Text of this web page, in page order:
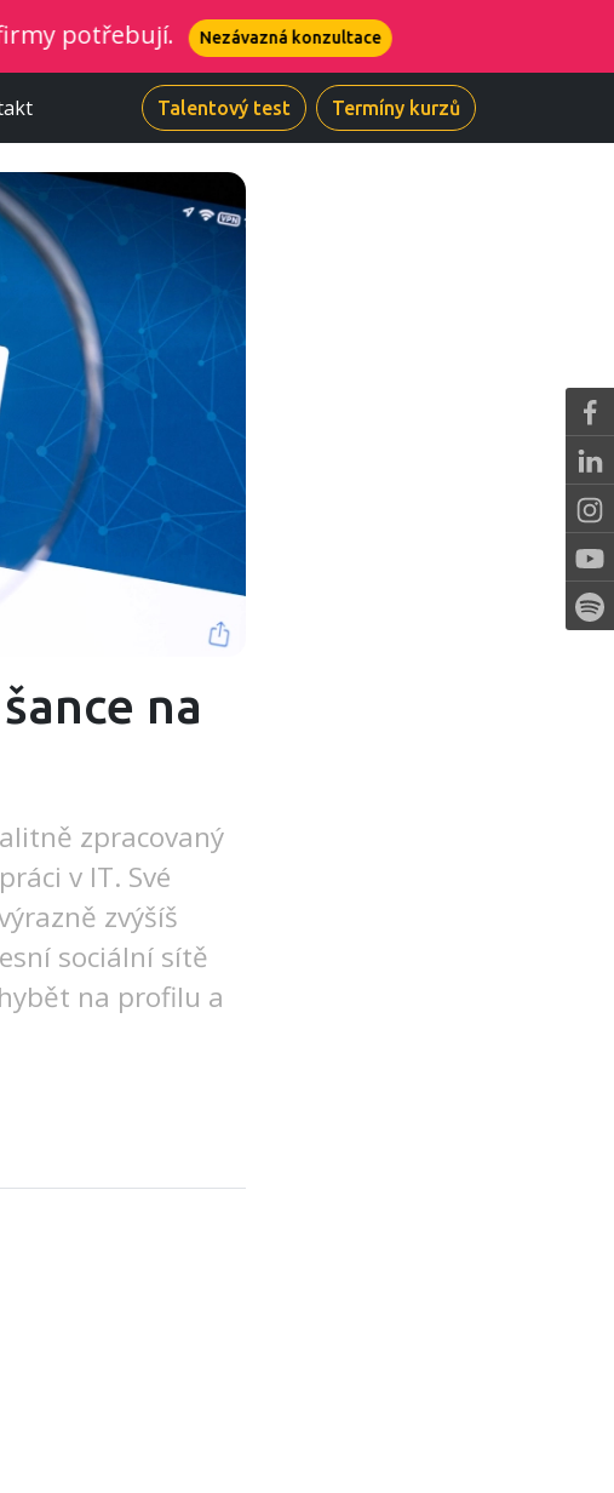
Nezávazná konzultace
Talentový test Termíny kurzů
na
zpracovaný
v IT. Své
zvýšíš
sociální sítě
na profilu a